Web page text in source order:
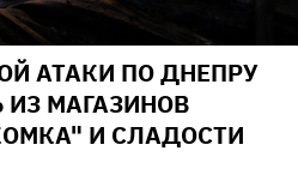
АТАКИ ПО ДНЕПРУ
ИЗ МАГАЗИНОВ
И СЛАДОСТИ